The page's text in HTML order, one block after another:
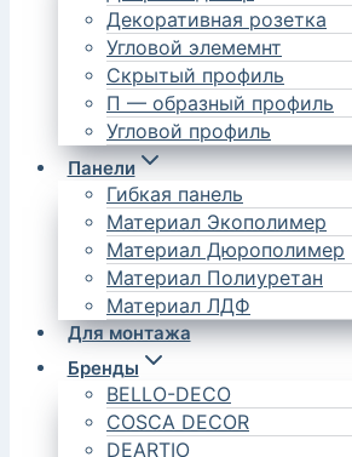
Декоративная розетка
Угловой элемемнт
Скрытый профиль
П — образный профиль
Угловой профиль
Панели
Гибкая панель
Материал Экополимер
Материал Дюрополимер
Материал Полиуретан
Материал ЛДФ
Для монтажа
Бренды
BELLO-DECO
COSCA DECOR
DEARTIO